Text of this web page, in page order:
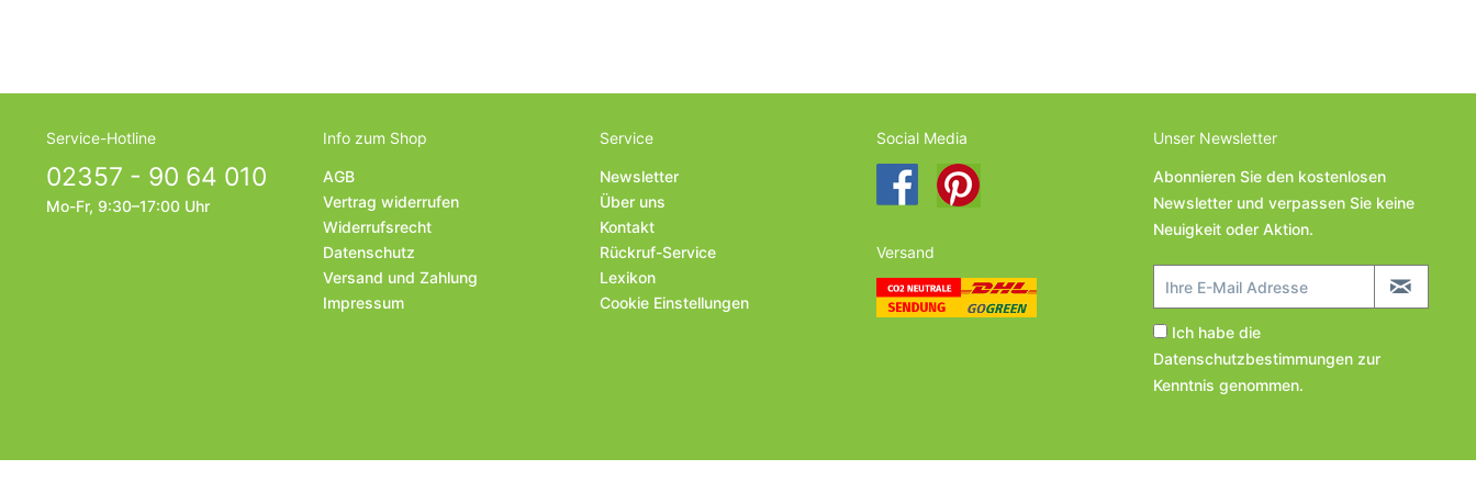
Service-Hotline
02357 - 90 64 010
Mo-Fr, 9:30–17:00 Uhr
Info zum Shop
AGB
Vertrag widerrufen
Widerrufsrecht
Datenschutz
Versand und Zahlung
Impressum
Service
Newsletter
Über uns
Kontakt
Rückruf-Service
Lexikon
Cookie Einstellungen
Social Media
Versand
Unser Newsletter
Abonnieren Sie den kostenlosen
Newsletter und verpassen Sie keine
Neuigkeit oder Aktion.
Ich habe die
Datenschutzbestimmungen zur
Kenntnis genommen.